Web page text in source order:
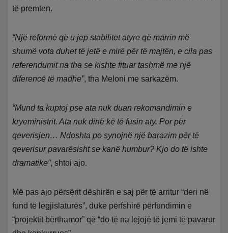
të premten.
“Një reformë që u jep stabilitet atyre që marrin më
shumë vota duhet të jetë e mirë për të majtën, e cila pas
referendumit na tha se kishte fituar tashmë me një
diferencë të madhe”, tha Meloni me sarkazëm.
“Mund ta kuptoj pse ata nuk duan rekomandimin e
kryeministrit. Ata nuk dinë kë të fusin aty. Por për
qeverisjen… Ndoshta po synojnë një barazim për të
qeverisur pavarësisht se kanë humbur? Kjo do të ishte
dramatike”, shtoi ajo.
Më pas ajo përsërit dëshirën e saj për të arritur “deri në
fund të legjislaturës”, duke përfshirë përfundimin e
“projektit bërthamor” që “do të na lejojë të jemi të pavarur